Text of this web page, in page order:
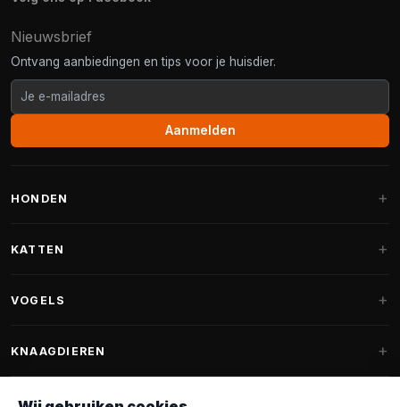
Nieuwsbrief
Ontvang aanbiedingen en tips voor je huisdier.
Aanmelden
HONDEN
Fantail hondenmanden
KATTEN
Krabpalen voor Maine Coon
VOGELS
Vogelvoer binnenvogels
KNAAGDIEREN